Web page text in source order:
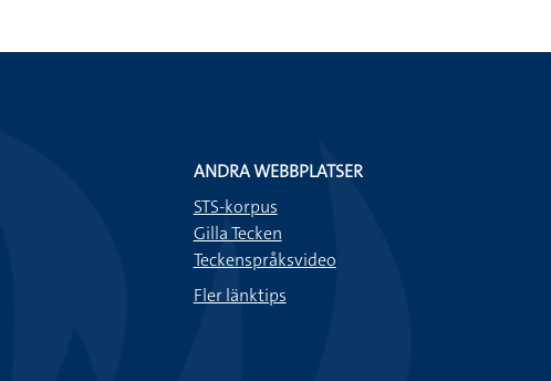
ANDRA WEBBPLATSER
STS-korpus
Gilla Tecken
Teckenspråksvideo
Fler länktips